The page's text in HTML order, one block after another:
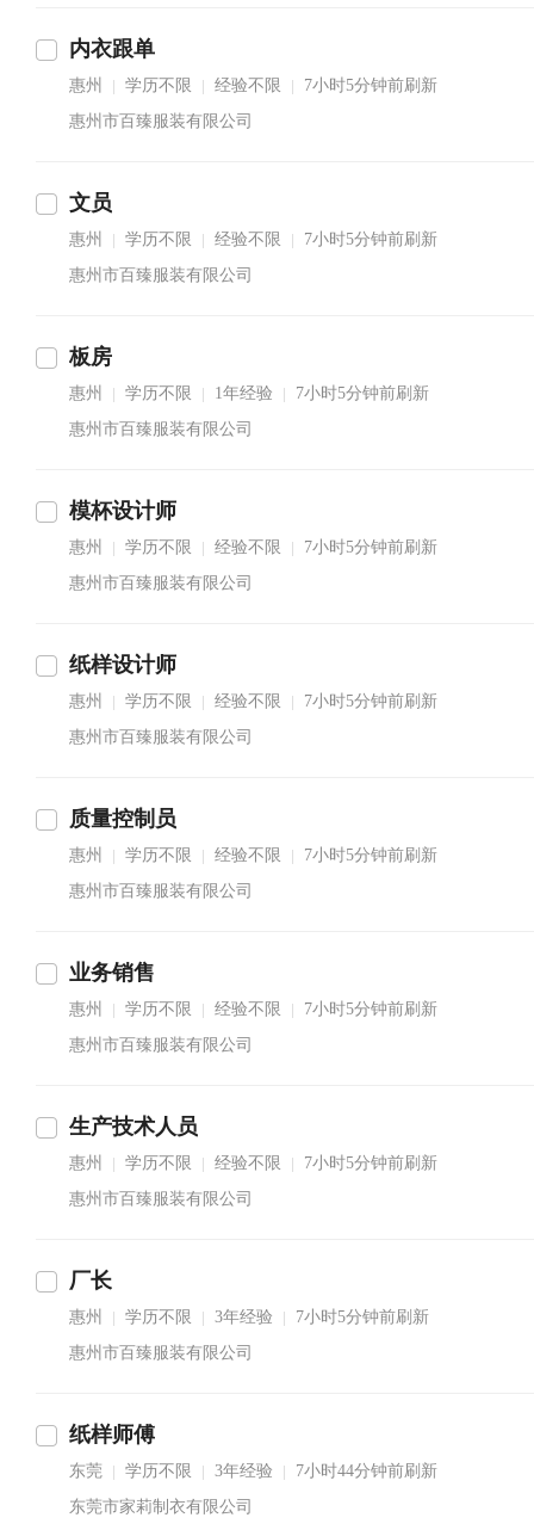
内衣跟单
惠州 学历不限 经验不限
7小时5分钟前刷新
惠州市百臻服装有限公司
文员
惠州 学历不限 经验不限
7小时5分钟前刷新
惠州市百臻服装有限公司
板房
惠州 学历不限 1年经验
7小时5分钟前刷新
惠州市百臻服装有限公司
模杯设计师
惠州 学历不限 经验不限
7小时5分钟前刷新
惠州市百臻服装有限公司
纸样设计师
惠州 学历不限 经验不限
7小时5分钟前刷新
惠州市百臻服装有限公司
质量控制员
惠州 学历不限 经验不限
7小时5分钟前刷新
惠州市百臻服装有限公司
业务销售
惠州 学历不限 经验不限
7小时5分钟前刷新
惠州市百臻服装有限公司
生产技术人员
惠州 学历不限 经验不限
7小时5分钟前刷新
惠州市百臻服装有限公司
厂长
惠州 学历不限 3年经验
7小时5分钟前刷新
惠州市百臻服装有限公司
纸样师傅
东莞 学历不限 3年经验
7小时44分钟前刷新
东莞市家莉制衣有限公司